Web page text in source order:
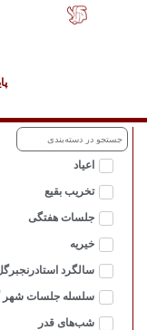
اعیاد
تخریب بقیع
جلسات هفتگی
خیریه
سالگرد
سلسله جلسات شهر
شب‌های قدر